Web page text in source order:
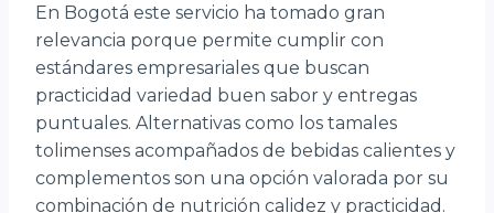
En Bogotá este servicio ha tomado gran
relevancia porque permite cumplir con
estándares empresariales que buscan
practicidad variedad buen sabor y entregas
puntuales. Alternativas como los tamales
tolimenses acompañados de bebidas calientes y
complementos son una opción valorada por su
combinación de nutrición calidez y practicidad.